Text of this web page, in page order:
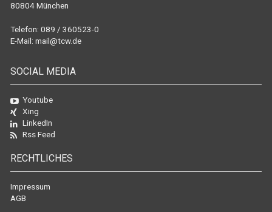
80804 München
Telefon: 089 / 360523-0
E-Mail: mail@tcw.de
SOCIAL MEDIA
Youtube
Xing
LinkedIn
Rss Feed
RECHTLICHES
Impressum
AGB